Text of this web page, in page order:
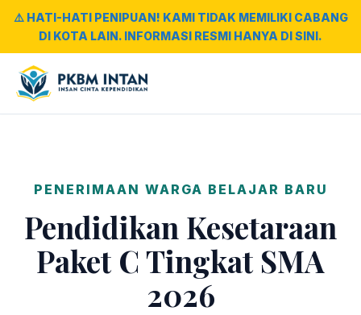
⚠️ HATI-HATI PENIPUAN! KAMI TIDAK MEMILIKI CABANG
DI KOTA LAIN. INFORMASI RESMI HANYA DI SINI.
PENERIMAAN WARGA BELAJAR BARU
Pendidikan Kesetaraan
Paket C Tingkat SMA
2026